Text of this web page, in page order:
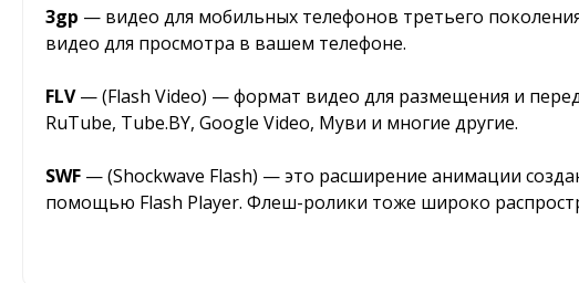
3gp — видео для мобильных телефонов третьего
видео для просмотра в вашем телефоне.
FLV— (Flash Video) — формат видео для размещения и
RuTube, Tube.BY, Google Video, Муви и многие другие.
SWF — (Shockwave Flash) — это расширение анимации
помощью Flash Player. Флеш-ролики тоже широко